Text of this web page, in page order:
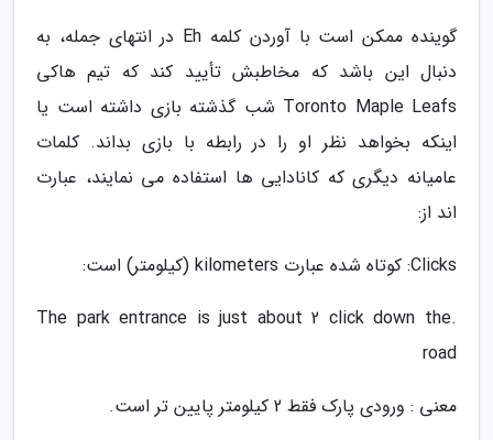
گوینده ممکن است با آوردن کلمه Eh در انتهای جمله، به
دنبال این باشد که مخاطبش تأیید کند که تیم هاکی
Toronto Maple Leafs شب گذشته بازی داشته است یا
اینکه بخواهد نظر او را در رابطه با بازی بداند. کلمات
عامیانه دیگری که کانادایی ها استفاده می نمایند، عبارت
اند از:
Clicks: کوتاه شده عبارت kilometers (کیلومتر) است:
.The park entrance is just about 2 click down the
road
معنی : ورودی پارک فقط 2 کیلومتر پایین تر است.